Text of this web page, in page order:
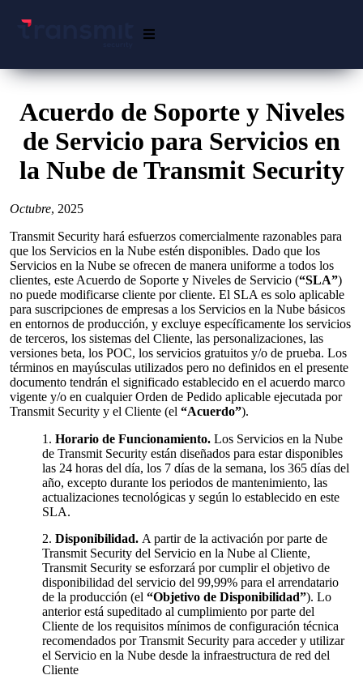
Acuerdo de Soporte y Niveles
de Servicio para Servicios en
la Nube de Transmit Security
Octubre, 2025
Transmit Security hará esfuerzos comercialmente razonables para
que los Servicios en la Nube estén disponibles. Dado que los
Servicios en la Nube se ofrecen de manera uniforme a todos los
clientes, este Acuerdo de Soporte y Niveles de Servicio (“SLA”)
no puede modificarse cliente por cliente. El SLA es solo aplicable
para suscripciones de empresas a los Servicios en la Nube básicos
en entornos de producción, y excluye específicamente los servicios
de terceros, los sistemas del Cliente, las personalizaciones, las
versiones beta, los POC, los servicios gratuitos y/o de prueba. Los
términos en mayúsculas utilizados pero no definidos en el presente
documento tendrán el significado establecido en el acuerdo marco
vigente y/o en cualquier Orden de Pedido aplicable ejecutada por
Transmit Security y el Cliente (el “Acuerdo”).
Horario de Funcionamiento. Los Servicios en la Nube
de Transmit Security están diseñados para estar disponibles
las 24 horas del día, los 7 días de la semana, los 365 días del
año, excepto durante los periodos de mantenimiento, las
actualizaciones tecnológicas y según lo establecido en este
SLA.
Disponibilidad. A partir de la activación por parte de
Transmit Security del Servicio en la Nube al Cliente,
Transmit Security se esforzará por cumplir el objetivo de
disponibilidad del servicio del 99,99% para el arrendatario
de la producción (el “Objetivo de Disponibilidad”). Lo
anterior está supeditado al cumplimiento por parte del
Cliente de los requisitos mínimos de configuración técnica
recomendados por Transmit Security para acceder y utilizar
el Servicio en la Nube desde la infraestructura de red del
Cliente